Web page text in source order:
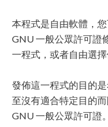
本程式是自由軟體，
GNU 一般公眾許可證
一程式，或者自由選擇
發佈這一程式的目的
至沒有適合特定目的
GNU 一般公眾許可證。